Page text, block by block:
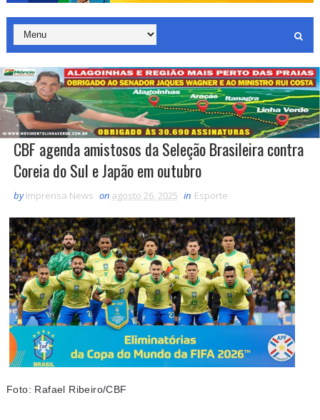
CBF agenda amistosos da Seleção Brasileira contra
Coreia do Sul e Japão em outubro
by Imprensa News on agosto 26, 2025 in Esporte
Foto: Rafael Ribeiro/CBF